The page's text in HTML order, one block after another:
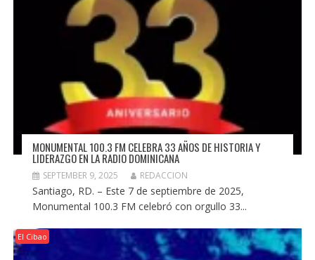
MONUMENTAL 100.3 FM CELEBRA 33 AÑOS DE HISTORIA Y
LIDERAZGO EN LA RADIO DOMINICANA
SEPTEMBER 9, 2025 REDACCION
Santiago, RD. – Este 7 de septiembre de 2025,
Monumental 100.3 FM celebró con orgullo 33...
El Cibao